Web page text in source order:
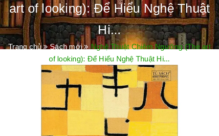
art of looking): Để Hiểu Nghệ Thuật
Hi...
Trang chủ Sách mới
Nghệ Thuật Chiêm Ngưỡng (The art
of looking): Để Hiểu Nghệ Thuật Hi...